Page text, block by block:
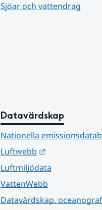
Sjöar och vattendrag
Datavärdskap
Nationella
Luftwebb
Länk till annan
Luftmiljödata
VattenWebb
Datavärdskap,